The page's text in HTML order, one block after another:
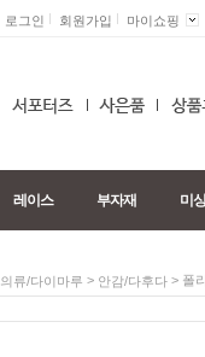
로그인 회원가입 마이쇼핑
레이스 부자재 미
의류/다이마루 > 안감/다후다 > 폴